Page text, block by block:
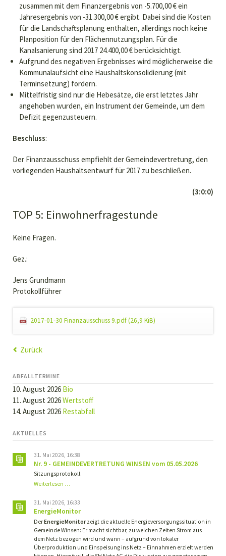
zusammen mit dem Finanzergebnis von -5.700,00 € ein
Jahresergebnis von -31.300,00 € ergibt. Dabei sind die Kosten
für die Landschaftsplanung enthalten, allerdings noch keine
Planposition für den Flächennutzungsplan. Für die
Kanalsanierung sind 2017 24.400,00 € berücksichtigt.
Aufgrund des negativen Ergebnisses wird möglicherweise die
Kommunalaufsicht eine Haushaltskonsolidierung (mit
Terminsetzung) fordern.
Mittelfristig sind nur die Hebesätze, die erst letztes Jahr
angehoben wurden, ein Instrument der Gemeinde, um dem
Defizit gegenzusteuern.
Beschluss:
Der Finanzausschuss empfiehlt der Gemeindevertretung, den
vorliegenden Haushaltsentwurf für 2017 zu beschließen.
(3:0:0)
TOP 5: Einwohnerfragestunde
Keine Fragen.
Gez.:
Jens Grundmann
Protokollführer
2017-01-30 Finanzausschuss 9.pdf(26,9 KiB)
Zurück
ABFALLTERMINE
10. August 2026 Bio
11. August 2026Wertstoff
14. August 2026 Restabfall
AKTUELLES
31. Mai 2026, 16:38
Nr. 9 - GEMEINDEVERTRETUNG WINSEN vom 05.05.2026
Sitzungsprotokoll.
Weiterlesen …Nr.
-
GEMEINDEVERTRETUNG
31. Mai 2026, 16:33
EnergieMonitor
DerEnergieMonitorzeigt die aktuelle Energieversorgungssituation in
Gemeinde Winsen: Er macht sichtbar, zu welchen Zeiten Strom aus
dem Netz bezogen wird und wann – aufgrund von lokaler
Überproduktion und Einspeisung ins Netz – Einnahmen erzielt werden